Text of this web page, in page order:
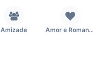
Amizade Amor e Romance